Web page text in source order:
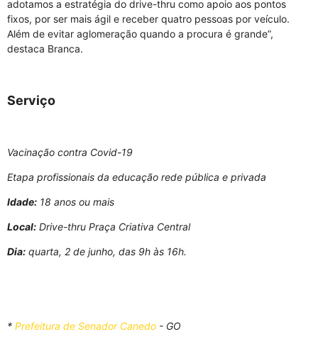
adotamos a estratégia do drive-thru como apoio aos pontos
fixos, por ser mais ágil e receber quatro pessoas por veículo.
Além de evitar aglomeração quando a procura é grande”,
destaca Branca.
Serviço
Vacinação contra Covid-19
Etapa profissionais da educação rede pública e privada
Idade: 18 anos ou mais
Local: Drive-thru Praça Criativa Central
Dia: quarta, 2 de junho, das 9h às 16h.
* Prefeitura de Senador Canedo - GO